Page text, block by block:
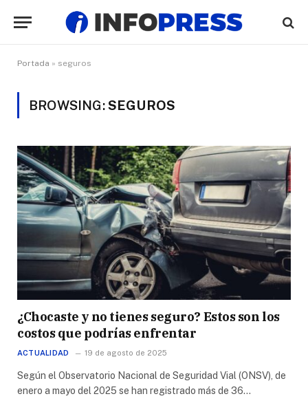
Portada » seguros
BROWSING:SEGUROS
¿Chocaste y no tienes seguro? Estos son los
costos que podrías enfrentar
ACTUALIDAD 19 de agosto de 2025
Según el Observatorio Nacional de Seguridad Vial (ONSV), de
enero a mayo del 2025 se han registrado más de 36…